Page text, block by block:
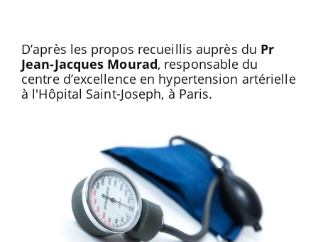
D’après les propos recueillis auprès du Pr
Jean-Jacques Mourad, responsable du
centre d’excellence en hypertension artérielle
à l'Hôpital Saint-Joseph, à Paris.